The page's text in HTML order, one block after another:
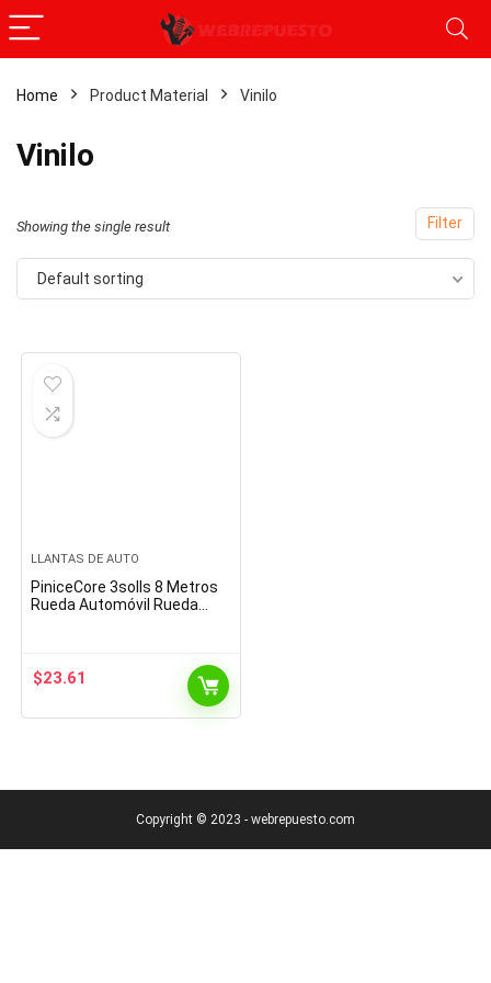
Home Product Material ‎Vinilo
‎Vinilo
Filter
Showing the single result
Default sorting
LLANTAS DE AUTO
PiniceCore 3solls 8 Metros
Rueda Automóvil Rueda
$23.61
Copyright © 2023 - webrepuesto.com